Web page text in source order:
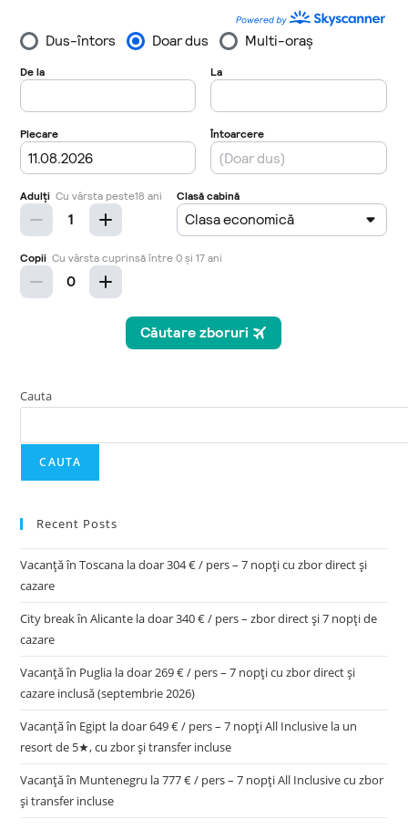
Cauta
CAUTA
Recent Posts
Vacanță în Toscana la doar 304 € / pers – 7 nopți cu zbor direct și
cazare
City break în Alicante la doar 340 € / pers – zbor direct și 7 nopți de
cazare
Vacanță în Puglia la doar 269 € / pers – 7 nopți cu zbor direct și
cazare inclusă (septembrie 2026)
Vacanță în Egipt la doar 649 € / pers – 7 nopți All Inclusive la un
resort de 5★, cu zbor și transfer incluse
Vacanță în Muntenegru la 777 € / pers – 7 nopți All Inclusive cu zbor
și transfer incluse